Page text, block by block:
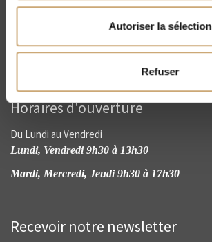
Autoriser la sélection
Refuser
contact@cnep-philatelie.fr
Horaires d'ouverture
Du Lundi au Vendredi
Lundi, Vendredi 9h30 à 13h30
Mardi, Mercredi, Jeudi 9h30 à 17h30
Recevoir notre newsletter